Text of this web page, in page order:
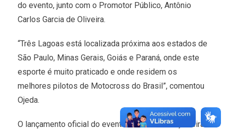
do evento, junto com o Promotor Público, Antônio
Carlos Garcia de Oliveira.
“Três Lagoas está localizada próxima aos estados de
São Paulo, Minas Gerais, Goiás e Paraná, onde este
esporte é muito praticado e onde residem os
melhores pilotos de Motocross do Brasil”, comentou
Ojeda.
O lançamento oficial do evento será nesta terça-feira